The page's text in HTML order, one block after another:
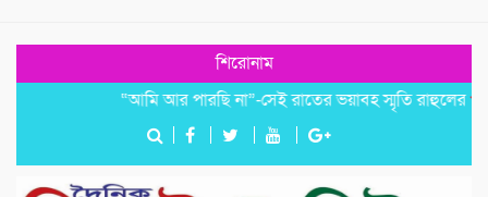
শিরোনাম
“আমি আর পারছি না”-সেই রাতের ভয়াবহ স্মৃতি রাহুলের